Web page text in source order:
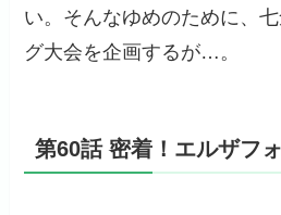
い。そんなゆめのために、
グ大会を企画するが…。
第60話 密着！エルザフ